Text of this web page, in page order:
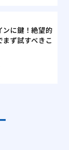
ンに鍵！絶望的
まず試すべきこ